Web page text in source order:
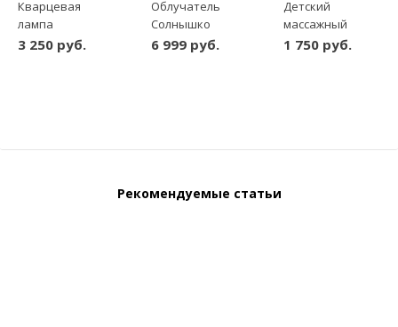
Кварцевая
лампа
КРИСТАЛЛ
3 250 руб.
Облучатель
Солнышко
ОУФК-01
6 999 руб.
Детский
массажный
коврик F0810
1 750 руб.
Рекомендуемые статьи